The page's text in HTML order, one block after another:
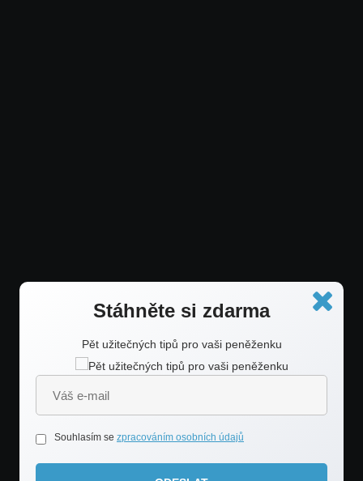
Srozumitelné finanční
Stáhněte si zdarma
Pět užitečných tipů pro vaši peněženku
Souhlasím se zpracováním osobních údajů